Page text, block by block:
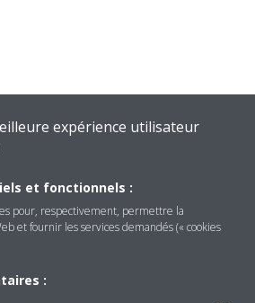
expérience utilisateur
et fonctionnels :
pour, respectivement, permettre la
et fournir les services demandés (« cookies
: